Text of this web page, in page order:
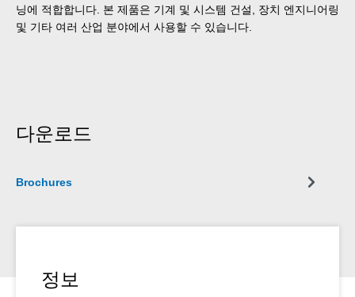
닝에 적합합니다. 본 제품은 기계 및 시스템 건설, 장치 엔지니어링
및 기타 여러 산업 분야에서 사용할 수 있습니다.
다운로드
Brochures
정보